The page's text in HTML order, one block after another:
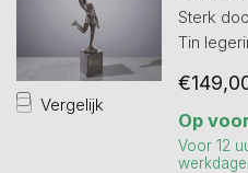
Vergelijk
Sterk
Tin
Op
Voor 12